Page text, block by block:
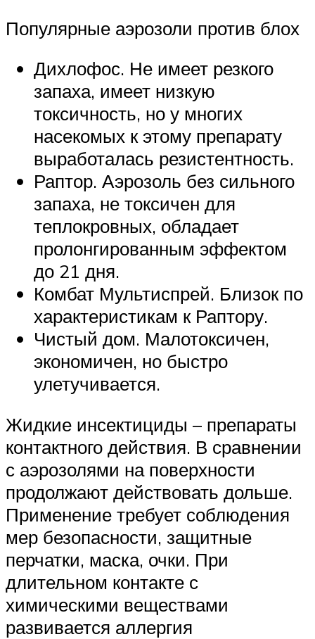
Популярные аэрозоли против блох
Дихлофос. Не имеет резкого
запаха, имеет низкую
токсичность, но у многих
насекомых к этому препарату
выработалась резистентность.
Раптор. Аэрозоль без сильного
запаха, не токсичен для
теплокровных, обладает
пролонгированным эффектом
до 21 дня.
Комбат Мультиспрей. Близок по
характеристикам к Раптору.
Чистый дом. Малотоксичен,
экономичен, но быстро
улетучивается.
Жидкие инсектициды – препараты
контактного действия. В сравнении
с аэрозолями на поверхности
продолжают действовать дольше.
Применение требует соблюдения
мер безопасности, защитные
перчатки, маска, очки. При
длительном контакте с
химическими веществами
развивается аллергия